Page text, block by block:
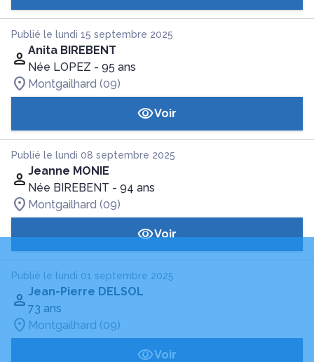
Publié le lundi 15 septembre 2025
Anita BIREBENT
Née LOPEZ - 95 ans
Montgailhard (09)
Voir
Publié le lundi 08 septembre 2025
Jeanne MONIE
Née BIREBENT - 94 ans
Montgailhard (09)
Voir
Publié le lundi 01 septembre 2025
Jean-Pierre DELSOL
73 ans
Montgailhard (09)
Voir